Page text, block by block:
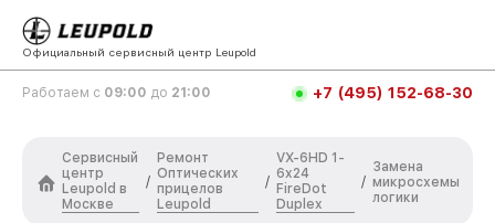
Официальный сервисный центр Leupold
Работаем с 09:00 до 21:00 +7 (495) 152-68-30
Сервисный
центр
Leupold в
Москве
/
Ремонт
Оптических
прицелов
Leupold
/
VX-6HD 1-
6x24
FireDot
Duplex
/
Замена
микросхемы
логики